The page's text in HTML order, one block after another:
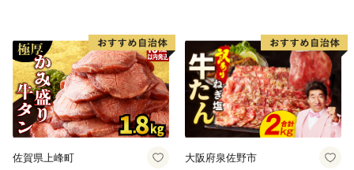
厚切り タン
佐賀県上峰町 大阪府泉佐野市